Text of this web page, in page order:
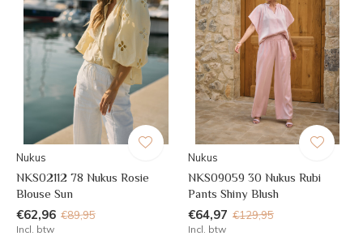
Nukus
NKS02112 78 Nukus Rosie
Blouse Sun
€62,96 €89,95
Incl. btw
Nukus
NKS09059 30 Nukus Rubi
Pants Shiny Blush
€64,97 €129,95
Incl. btw